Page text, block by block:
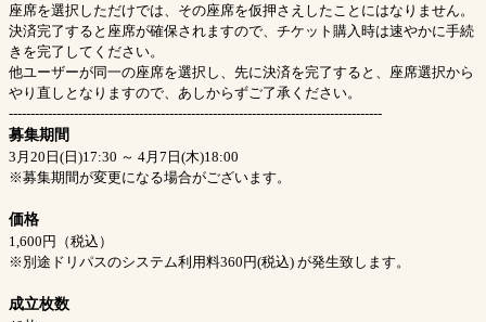
座席を選択しただけでは、その座席を仮押さえしたことにはなりません。
決済完了すると座席が確保されますので、チケット購入時は速やかに手続
きを完了してください。
他ユーザーが同一の座席を選択し、先に決済を完了すると、座席選択から
やり直しとなりますので、あしからずご了承ください。
--------------------------------------------------------------------------------------
募集期間
3月20日(日)17:30 ～ 4月7日(木)18:00
※募集期間が変更になる場合がございます。
価格
1,600円（税込）
※別途ドリパスのシステム利用料360円(税込) が発生致します。
成立枚数